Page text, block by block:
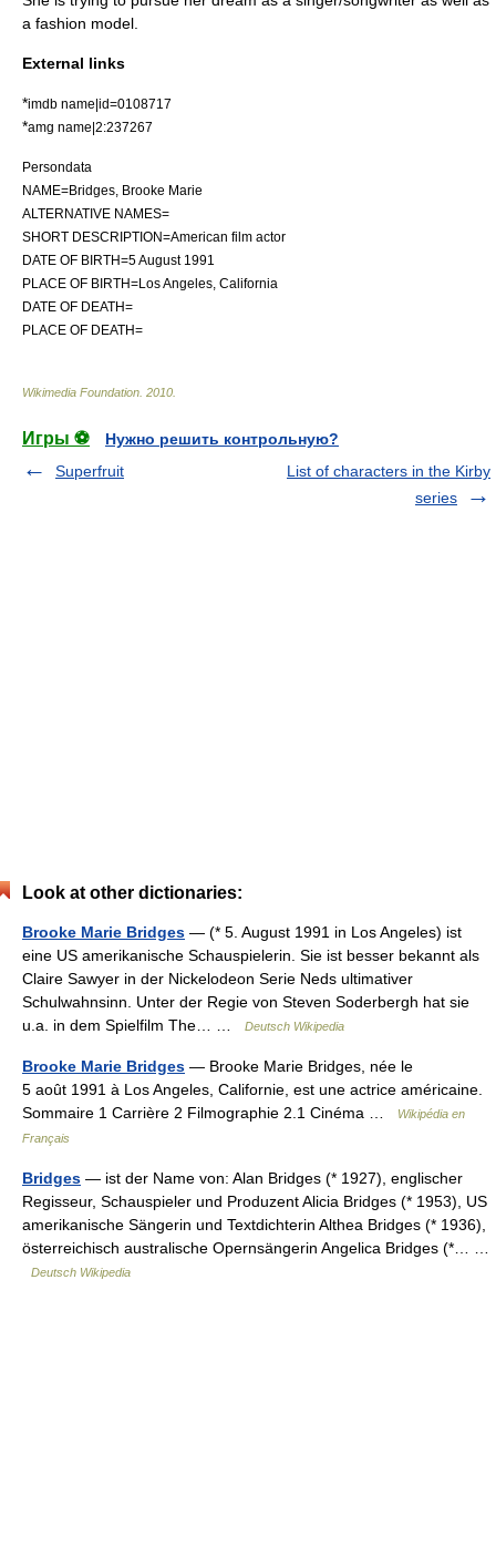
a fashion model.
External links
*imdb name|id=0108717
*amg name|2:237267
Persondata
NAME=Bridges, Brooke Marie
ALTERNATIVE NAMES=
SHORT DESCRIPTION=American film actor
DATE OF BIRTH=5 August 1991
PLACE OF BIRTH=Los Angeles, California
DATE OF DEATH=
PLACE OF DEATH=
Wikimedia Foundation 2010
Игры ⚽
Нужно решить контрольную?
Superfruit
List of characters in the Kirby
series
Look at other dictionaries:
Brooke Marie Bridges — (* 5. August 1991 in Los Angeles) ist
eine US amerikanische Schauspielerin. Sie ist besser bekannt als
Claire Sawyer in der Nickelodeon Serie Neds ultimativer
Schulwahnsinn. Unter der Regie von Steven Soderbergh hat sie
u.a. in dem Spielfilm The… …
Deutsch Wikipedia
Brooke Marie Bridges — Brooke Marie Bridges, née le
5 août 1991 à Los Angeles, Californie, est une actrice américaine.
Sommaire 1 Carrière 2 Filmographie 2.1 Cinéma …
Wikipédia en
Français
Bridges — ist der Name von: Alan Bridges (* 1927), englischer
Regisseur, Schauspieler und Produzent Alicia Bridges (* 1953), US
amerikanische Sängerin und Textdichterin Althea Bridges (* 1936),
österreichisch australische Opernsängerin Angelica Bridges (*… …
Deutsch Wikipedia